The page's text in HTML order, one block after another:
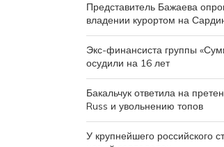
Представитель Бажаева
владении курортом на
Экс-финансиста группы
осудили на 16 лет
Бакальчук ответила на
Russ и увольнению топов
У крупнейшего российского